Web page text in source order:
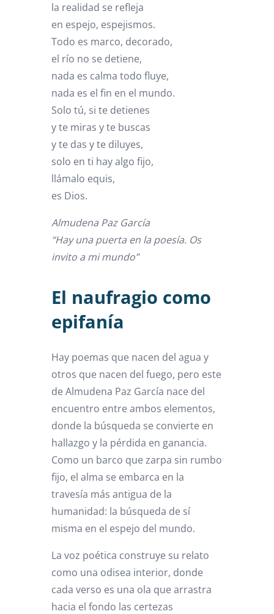
la realidad se refleja
en espejo, espejismos.
Todo es marco, decorado,
el río no se detiene,
nada es calma todo fluye,
nada es el fin en el mundo.
Solo tú, si te detienes
y te miras y te buscas
y te das y te diluyes,
solo en ti hay algo fijo,
llámalo equis,
es Dios.
Almudena Paz García
“Hay una puerta en la poesía. Os
invito a mi mundo”
El naufragio como
epifanía
Hay poemas que nacen del agua y
otros que nacen del fuego, pero este
de Almudena Paz García nace del
encuentro entre ambos elementos,
donde la búsqueda se convierte en
hallazgo y la pérdida en ganancia.
Como un barco que zarpa sin rumbo
fijo, el alma se embarca en la
travesía más antigua de la
humanidad: la búsqueda de sí
misma en el espejo del mundo.
La voz poética construye su relato
como una odisea interior, donde
cada verso es una ola que arrastra
hacia el fondo las certezas